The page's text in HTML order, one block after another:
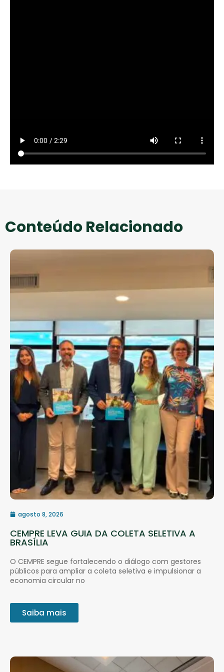
Conteúdo Relacionado
agosto 8, 2026
CEMPRE LEVA GUIA DA COLETA SELETIVA A
BRASÍLIA
O CEMPRE segue fortalecendo o diálogo com gestores
públicos para ampliar a coleta seletiva e impulsionar a
economia circular no
Saiba mais